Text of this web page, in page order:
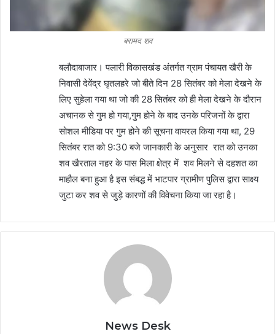
बरामद शव
बलौदाबाजार। पलारी विकासखंड अंतर्गत ग्राम पंचायत खैरी के
निवासी देवेंद्र घृतलहरे जो बीते दिन 28 सितंबर को मेला देखने के
लिए सुहेला गया था जो की 28 सितंबर को ही मेला देखने के दौरान
अचानक से गुम हो गया,गुम होने के बाद उनके परिजनों के द्वारा
सोशल मीडिया पर गुम होने की सूचना वायरल किया गया था, 29
सितंबर रात को 9:30 बजे जानकारी के अनुसार रात को उनका
शव खैरताल नहर के पास मिला क्षेत्र में शव मिलने से दहशत का
माहौल बना हुआ है इस संबद्ध में भाटपार ग्रामीण पुलिस द्वारा साक्ष्य
जुटा कर शव से जुड़े कारणों की विवेचना किया जा रहा है।
News Desk